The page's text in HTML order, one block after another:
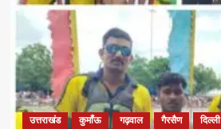
उत्तराखंड कुमाँऊ गढ़वाल गैरसैण दिल्ली